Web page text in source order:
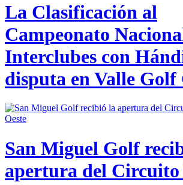
La Clasificación al
Campeonato
Interclubes con
disputa en Valle Golf
San Miguel Golf
apertura del Circuito